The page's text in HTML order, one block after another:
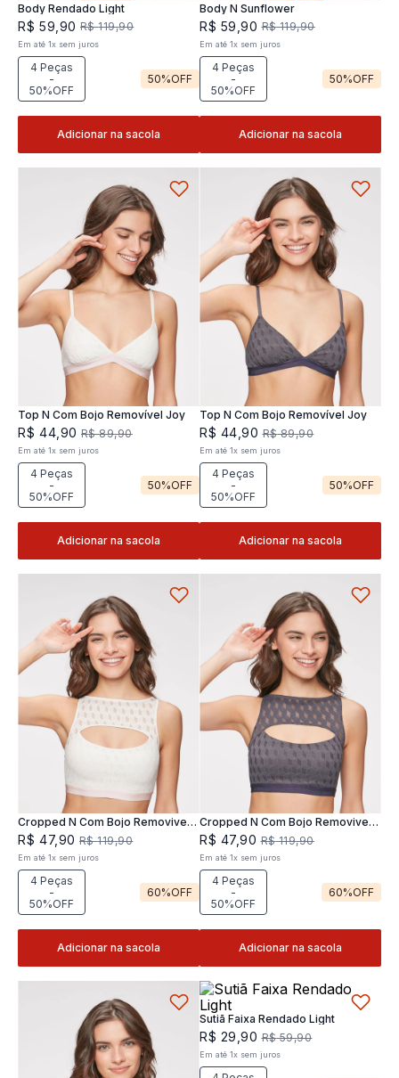
Body Rendado Light
R$ 59 90 R$ 119,90
Em até1x sem juros
4 Peças
-
50%OFF
50%OFF
Adicionar na sacola
Body N Sunflower
R$ 59 ,90 R$ 119,90
Em até 1x sem juros
4 Peças
-
50%OFF
50%OFF
Adicionar na sacola
Top N Com Bojo Removível Joy
R$ 44,90 R$ 89,90
Em até1x sem juros
4 Peças
-
50%OFF
50%OFF
Adicionar na sacola
Top N Com Bojo Removível Joy
R$ 44,90 R$ 89,90
Em até 1x sem juros
4 Peças
-
50%OFF
50%OFF
Adicionar na sacola
Cropped N Com Bojo Removivel
Joy
R$ 47, 90 R$ 119,90
Em até1x sem juros
4 Peças
-
50%OFF
60%OFF
Adicionar na sacola
Cropped N Com Bojo Removivel
Joy
R$ 47,90 R$ 119,90
Em até 1x sem juros
4 Peças
-
50%OFF
60%OFF
Adicionar na sacola
Sutiã Faixa Rendado Light
R$ 29 ,90 R$ 59,90
Em até 1x sem juros